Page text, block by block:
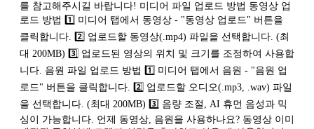
를 참고해주시길 바랍니다! 미디어 파일 업로드 방법 동영상 업
로드 방법 1️⃣ 미디어 탭에서 동영상 - "동영상 업로드" 버튼을
클릭합니다. 2️⃣ 업로드할 동영상(.mp4) 파일을 선택합니다. (최
대 200MB) 3️⃣ 업로드된 영상의 위치 및 크기를 조정하여 사용합
니다. 음원 파일 업로드 방법 1️⃣ 미디어 탭에서 음원 - "음원 업
로드" 버튼을 클릭합니다. 2️⃣ 업로드할 오디오(.mp3, .wav) 파일
을 선택합니다. (최대 200MB) 3️⃣ 음량 조절, AI 휴먼 음성과 믹
싱이 가능합니다. 언제 동영상, 음원을 사용하나요? 동영상 이미